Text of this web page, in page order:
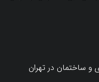
و ساختمان در تهران